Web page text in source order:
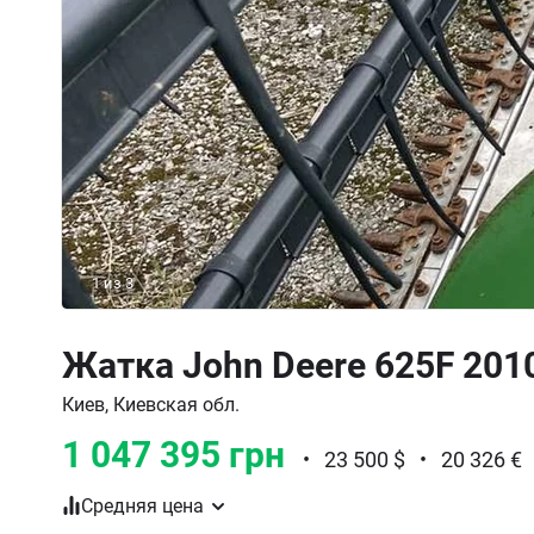
1из 3
Жатка John Deere 625F
Киев, Киевская обл.
1 047 395 грн • 23 500 $ • 20 326 €
Средняя цена